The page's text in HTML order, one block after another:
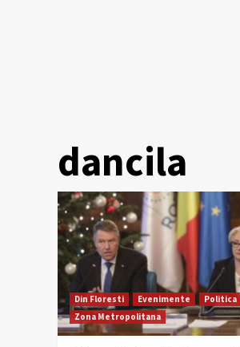
dancila
Din Floresti Evenimente
Politica
Zona Metropolitana